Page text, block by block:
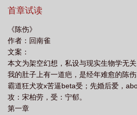
首章试读
《陈伤》
作者：回南雀
文案：
本文为架空幻想，私设与现实生物学无关
我的肚子上有一道疤，是经年难愈的陈伤
霸道狂犬攻x苦逼beta受；先婚后爱，abo
攻：宋柏劳，受：宁郁。
第一章